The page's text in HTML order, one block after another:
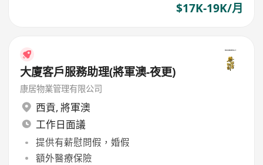
$17K-19K/月
大廈客戶服務助理(將軍澳-夜更)
康居物業管理有限公司
西貢, 將軍澳
工作日面議
提供有薪慰問假，婚假
額外醫療保險